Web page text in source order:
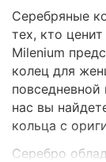
Серебряные
тех, кто
Milenium
колец для
нас вы
кольца с
Серебро